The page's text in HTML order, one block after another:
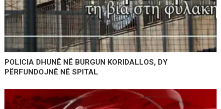
POLICIA DHUNË NË BURGUN KORIDALLOS, DY
PËRFUNDOJNË NË SPITAL